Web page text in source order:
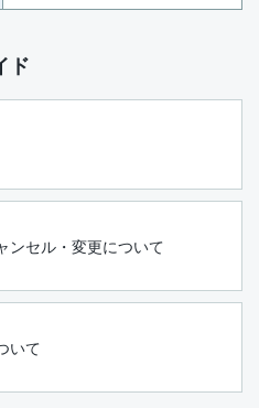
ド
ンセル・変更について
いて